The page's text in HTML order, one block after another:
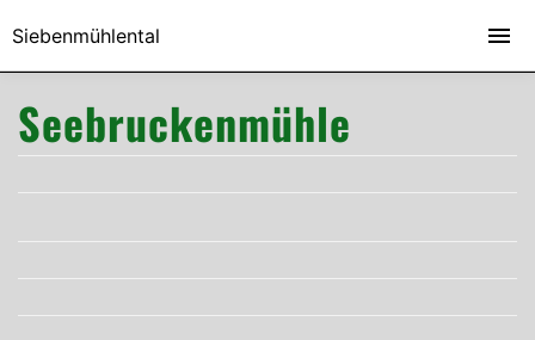
Seebruckenmühle
Siebenmühlental